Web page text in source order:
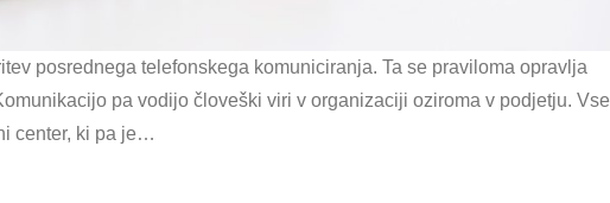
posrednega telefonskega komuniciranja. Ta se praviloma opravlja
pa vodijo človeški viri v organizaciji oziroma v podjetju. Vse
center, ki pa je…